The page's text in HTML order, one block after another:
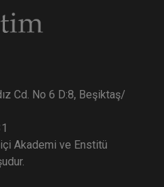
Cd. No 6 D:8, Beşiktaş/
Akademi ve Enstitü